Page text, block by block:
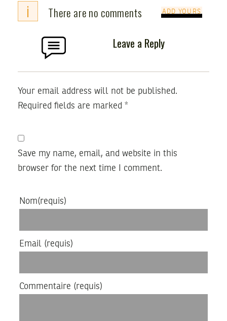
i There are no comments ADD YOURS
Leave a Reply
Your email address will not be published.
Required fields are marked *
Save my name, email, and website in this
browser for the next time I comment.
Nom(requis)
Email (requis)
Commentaire (requis)